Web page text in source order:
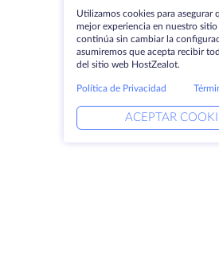
Utilizamos cookies para asegurar
mejor experiencia en nuestro sitio
continúa sin cambiar la
asumiremos que acepta recibir
del sitio web HostZealot.
Política de Privacidad
ACEPTAR